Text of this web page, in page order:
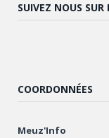
SUIVEZ NOUS SUR
COORDONNÉES
Meuz'Info